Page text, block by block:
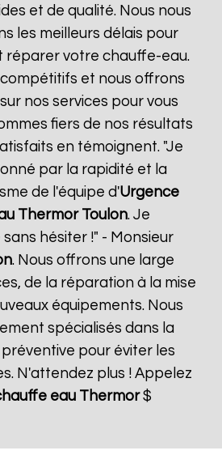
et de qualité. Nous nous
les meilleurs délais pour
réparer votre chauffe-eau.
et nous offrons
nos services pour vous
fiers de nos résultats
en témoignent. "Je
par la rapidité et la
de l'équipe d'Urgence
Thermor Toulon. Je
hésiter !" - Monsieur
. Nous offrons une large
de la réparation à la mise
équipements. Nous
spécialisés dans la
pour éviter les
N'attendez plus ! Appelez
eau Thermor$